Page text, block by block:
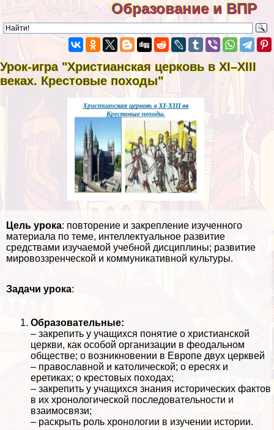
Образование и ВПР
Урок-игра "Христианская церковь в XI–XIII
веках. Крестовые походы"
Цель урока: повторение и закрепление изученного
материала по теме, интеллектуальное развитие
средствами изучаемой учебной дисциплины; развитие
мировоззренческой и коммуникативной культуры.
Задачи урока:
Образовательные:
– закрепить у учащихся понятие о христианской
церкви, как особой организации в феодальном
обществе; о возникновении в Европе двух церквей
– православной и католической; о ересях и
еретиках; о крестовых походах;
– закрепить у учащихся знания исторических фактов
в их хронологической последовательности и
взаимосвязи;
– раскрыть роль хронологии в изучении истории.